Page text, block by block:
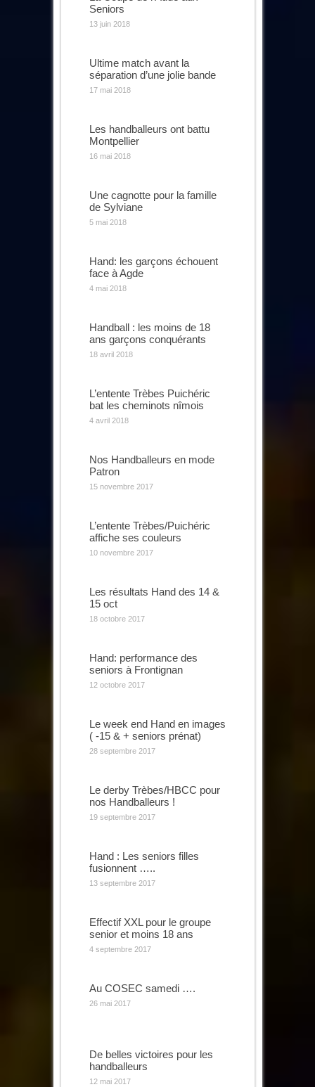
Seniors
13 juin 2018
Ultime match avant la
séparation d’une jolie bande
17 mai 2018
Les handballeurs ont battu
Montpellier
16 mai 2018
Une cagnotte pour la famille
de Sylviane
5 mai 2018
Hand: les garçons échouent
face à Agde
4 mai 2018
Handball : les moins de 18
ans garçons conquérants
18 avril 2018
L’entente Trèbes Puichéric
bat les cheminots nîmois
4 avril 2018
Nos Handballeurs en mode
Patron
15 novembre 2017
L’entente Trèbes/Puichéric
affiche ses couleurs
10 novembre 2017
Les résultats Hand des 14 &
15 oct
18 octobre 2017
Hand: performance des
seniors à Frontignan
12 octobre 2017
Le week end Hand en images
( -15 & + seniors prénat)
28 septembre 2017
Le derby Trèbes/HBCC pour
nos Handballeurs !
19 septembre 2017
Hand : Les seniors filles
fusionnent …..
13 septembre 2017
Effectif XXL pour le groupe
senior et moins 18 ans
4 septembre 2017
Au COSEC samedi ….
26 mai 2017
De belles victoires pour les
handballeurs
12 mai 2017